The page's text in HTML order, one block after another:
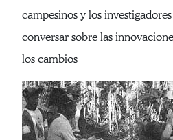
campesinos y los
conversar sobre las
los cambios